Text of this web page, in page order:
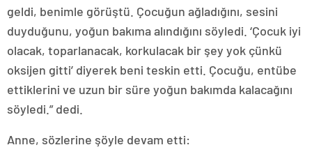
geldi, benimle görüştü. Çocuğun ağladığını, sesini
duyduğunu, yoğun bakıma alındığını söyledi. ‘Çocuk iyi
olacak, toparlanacak, korkulacak bir şey yok çünkü
oksijen gitti’ diyerek beni teskin etti. Çocuğu, entübe
ettiklerini ve uzun bir süre yoğun bakımda kalacağını
söyledi.” dedi.
Anne, sözlerine şöyle devam etti: